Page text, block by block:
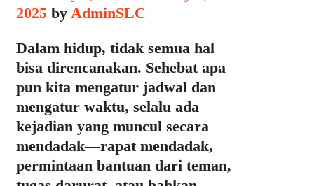
2025 by AdminSLC
Dalam hidup, tidak semua hal
bisa direncanakan. Sehebat apa
pun kita mengatur jadwal dan
mengatur waktu, selalu ada
kejadian yang muncul secara
mendadak—rapat mendadak,
permintaan bantuan dari teman,